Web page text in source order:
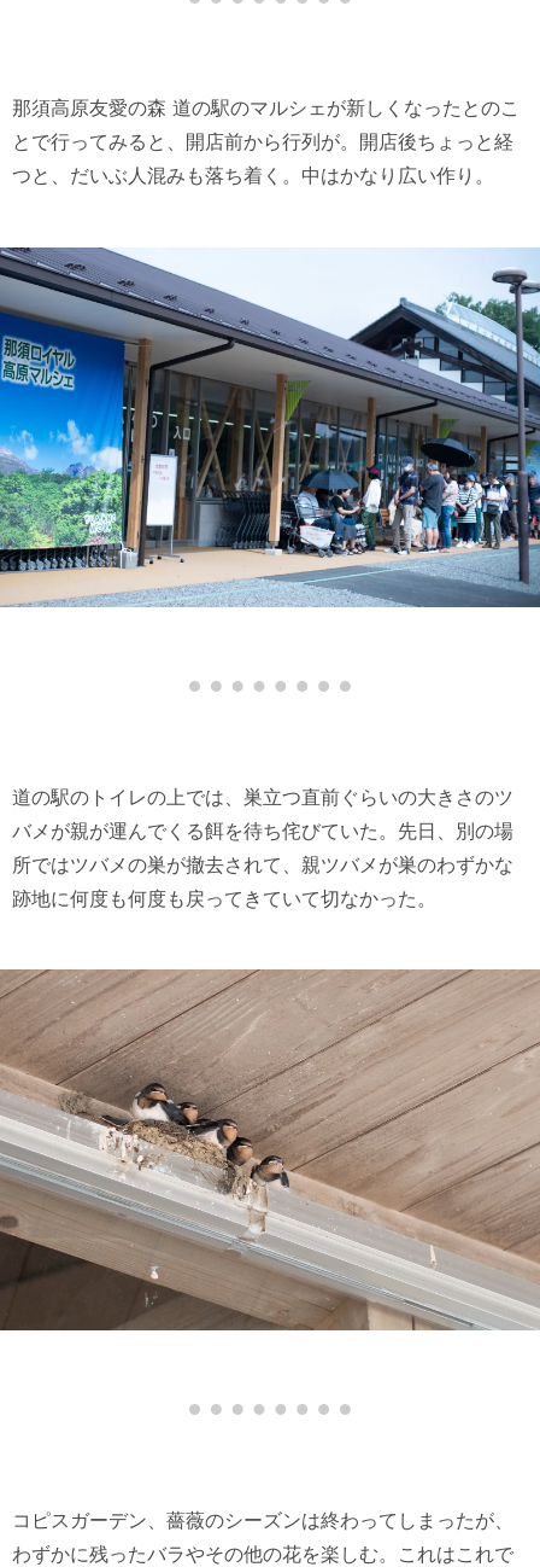
那須高原友愛の森 道の駅のマルシェが新しくなったとのこ
とで行ってみると、開店前から行列が。開店後ちょっと経
つと、だいぶ人混みも落ち着く。中はかなり広い作り。
道の駅のトイレの上では、巣立つ直前ぐらいの大きさのツ
バメが親が運んでくる餌を待ち侘びていた。先日、別の場
所ではツバメの巣が撤去されて、親ツバメが巣のわずかな
跡地に何度も何度も戻ってきていて切なかった。
コピスガーデン、薔薇のシーズンは終わってしまったが、
わずかに残ったバラやその他の花を楽しむ。これはこれで